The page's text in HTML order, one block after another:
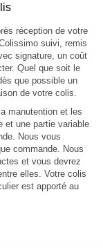
réception de votre
suivi, remis
signature, un coût
Quel que soit le
que possible un
de votre colis.
manutention et les
et une partie variable
Nous vous
commande. Nous
et vous devrez
elles. Votre colis
est apporté au